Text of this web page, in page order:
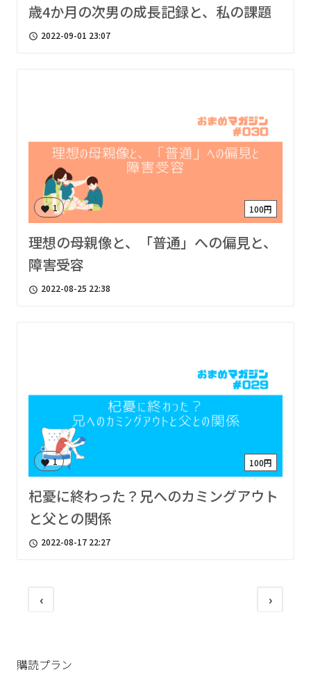
歳4か月の次男の成長記録と、私の課題
access_time 2022-09-01 23:07
favorite 1 100円
理想の母親像と、「普通」への偏見と、
障害受容
access_time 2022-08-25 22:38
favorite 1 100円
杞憂に終わった？兄へのカミングアウト
と父との関係
access_time 2022-08-17 22:27
‹ ›
購読プラン